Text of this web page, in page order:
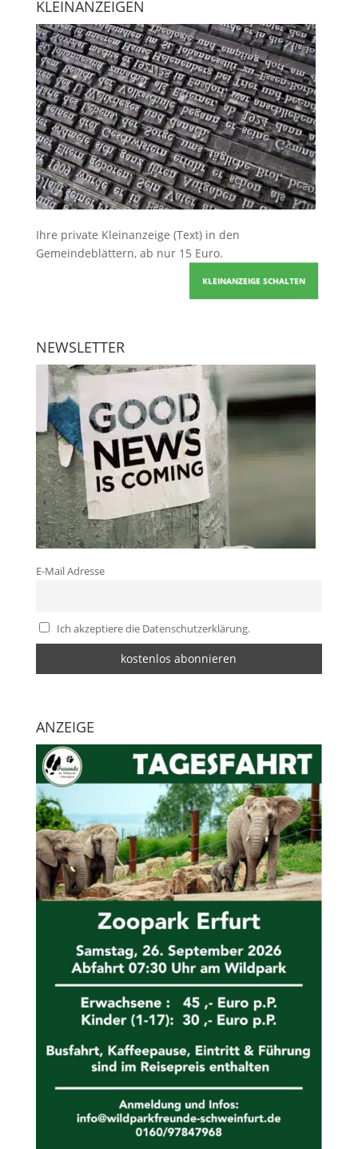
KLEINANZEIGEN
Ihre private Kleinanzeige (Text) in den
Gemeindeblättern, ab nur 15 Euro.
KLEINANZEIGE SCHALTEN
NEWSLETTER
E-Mail Adresse
Ich akzeptiere die Datenschutzerklärung.
ANZEIGE